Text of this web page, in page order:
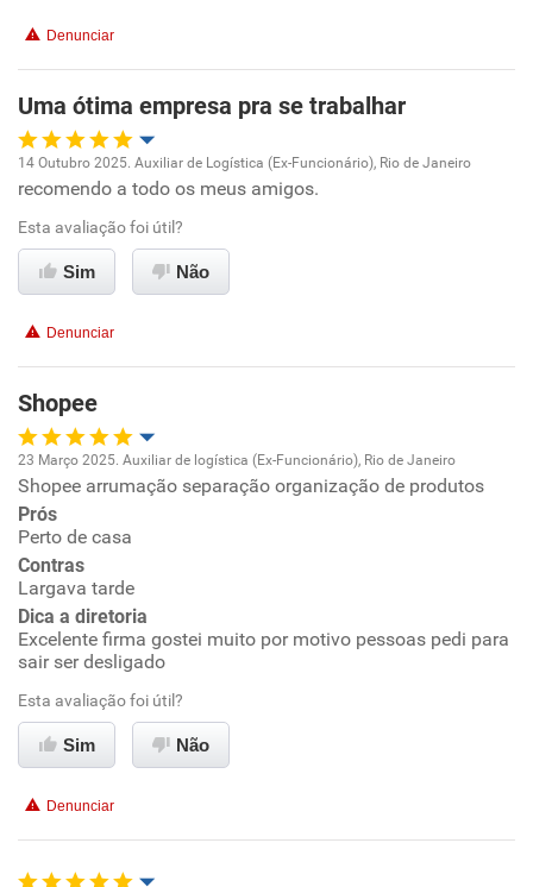
Denunciar
Uma ótima empresa pra se trabalhar
Oportunidade de promoção
Ambiente de trabalho
Benefícios
Recomenda esta empresa
Recomenda a diretoria
14 Outubro 2025. Auxiliar de Logística (Ex-Funcionário), Rio de Janeiro
recomendo a todo os meus amigos.
Esta avaliação foi útil?
Sim Não
Denunciar
Shopee
Oportunidade de promoção
Ambiente de trabalho
Conciliação com a vida familiar
Benefícios
Recomenda esta empresa
Recomenda a diretoria
23 Março 2025. Auxiliar de logística (Ex-Funcionário), Rio de Janeiro
Shopee arrumação separação organização de produtos
Prós
Perto de casa
Contras
Largava tarde
Dica a diretoria
Excelente firma gostei muito por motivo pessoas pedi para
sair ser desligado
Esta avaliação foi útil?
Sim Não
Denunciar